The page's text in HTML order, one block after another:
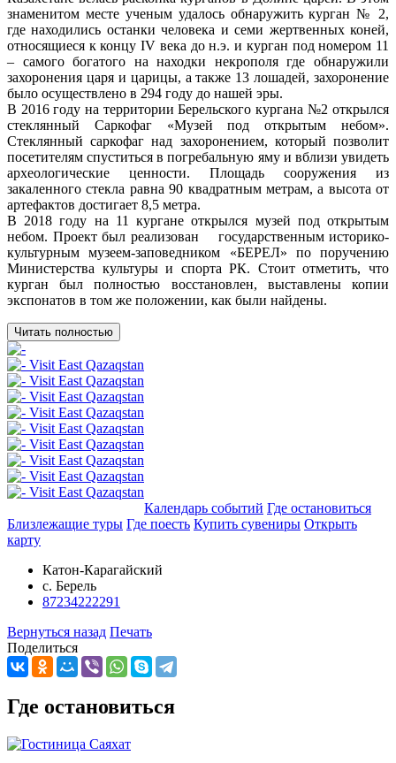
знаменитом месте ученым удалось обнаружить курган № 2,
где находились останки человека и семи жертвенных коней,
относящиеся к концу IV века до н.э. и курган под номером 11
– самого богатого на находки некрополя где обнаружили
захоронения царя и царицы, а также 13 лошадей, захоронение
было осуществлено в 294 году до нашей эры.
В 2016 году на территории Берельского кургана №2 открылся
стеклянный Саркофаг «Музей под открытым небом».
Стеклянный саркофаг над захоронением, который позволит
посетителям спуститься в погребальную яму и вблизи увидеть
археологические ценности. Площадь сооружения из
закаленного стекла равна 90 квадратным метрам, а высота от
артефактов достигает 8,5 метра.
В 2018 году на 11 кургане открылся музей под открытым
небом. Проект был реализован государственным историко-
культурным музеем-заповедником «БЕРЕЛ» по поручению
Министерства культуры и спорта РК. Стоит отметить, что
курган был полностью восстановлен, выставлены копии
экспонатов в том же положении, как были найдены.
Читать полностью
Календарь событий Где остановиться
Близлежащие туры Где поесть Купить сувениры Открыть
карту
Катон-Карагайский
с. Берель
87234222291
Вернуться назад Печать
Поделиться
Где остановиться